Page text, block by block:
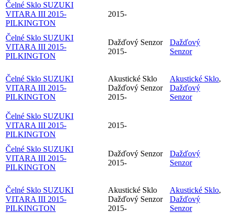
Čelné Sklo SUZUKI
VITARA III 2015-
PILKINGTON
2015-
Čelné Sklo SUZUKI
VITARA III 2015-
PILKINGTON
Dažďový Senzor
2015-
Dažďový
Senzor
Čelné Sklo SUZUKI
VITARA III 2015-
PILKINGTON
Akustické Sklo
Dažďový Senzor
2015-
Akustické Sklo,
Dažďový
Senzor
Čelné Sklo SUZUKI
VITARA III 2015-
PILKINGTON
2015-
Čelné Sklo SUZUKI
VITARA III 2015-
PILKINGTON
Dažďový Senzor
2015-
Dažďový
Senzor
Čelné Sklo SUZUKI
VITARA III 2015-
PILKINGTON
Akustické Sklo
Dažďový Senzor
2015-
Akustické Sklo,
Dažďový
Senzor